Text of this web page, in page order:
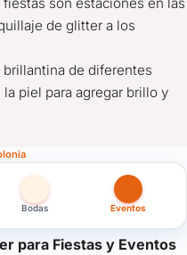
de glitter a los
de diferentes
piel para agregar brillo y
Bodas Eventos
para Fiestas y Eventos
en Colonia
son estaciones en
de diferentes
popular para fiestas de